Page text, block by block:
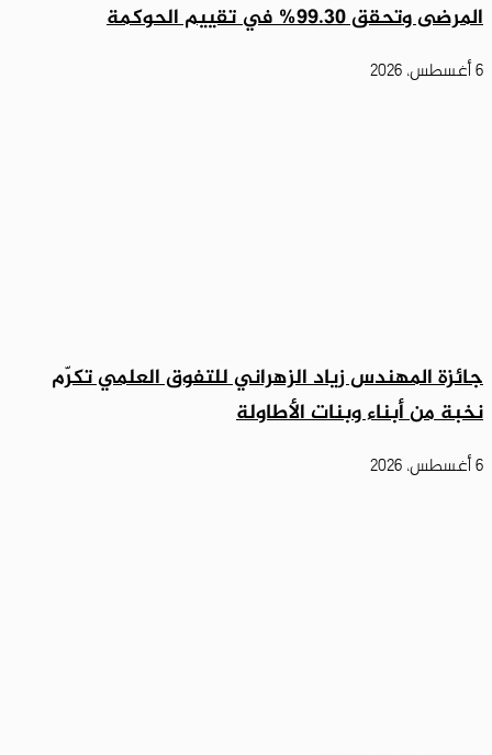
المرضى وتحقق 99.30% في تقييم الحوكمة
6 أغسطس، 2026
جائزة المهندس زياد الزهراني للتفوق العلمي تكرّم
نخبة من أبناء وبنات الأطاولة
6 أغسطس، 2026